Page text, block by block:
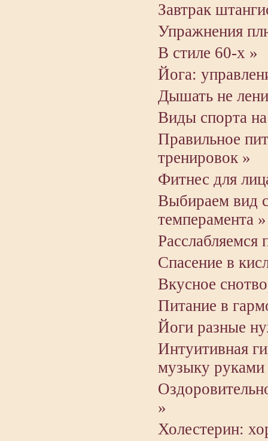
Завтрак
Упражнения
В стиле 60-х »
Йога:
Дышать не
Виды спорта
Правильное
тренировок »
Фитнес для
Выбираем вид
темперамента »
Расслабляемся
Спасение в
Вкусное
Питание в
Йоги разные
Интуитивная
музыку руками
»
Холестерин: